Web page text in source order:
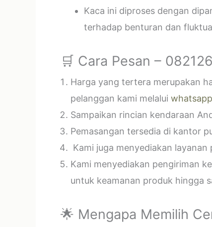
Kaca ini diproses dengan
terhadap benturan dan
🛒 Cara Pesan –
Harga yang tertera merupakan
pelanggan kami melalui
Sampaikan rincian kendaraan
Pemasangan tersedia di kantor
Kami juga menyediakan
Kami menyediakan pengiriman
untuk keamanan produk hingga
🌟 Mengapa Memilih